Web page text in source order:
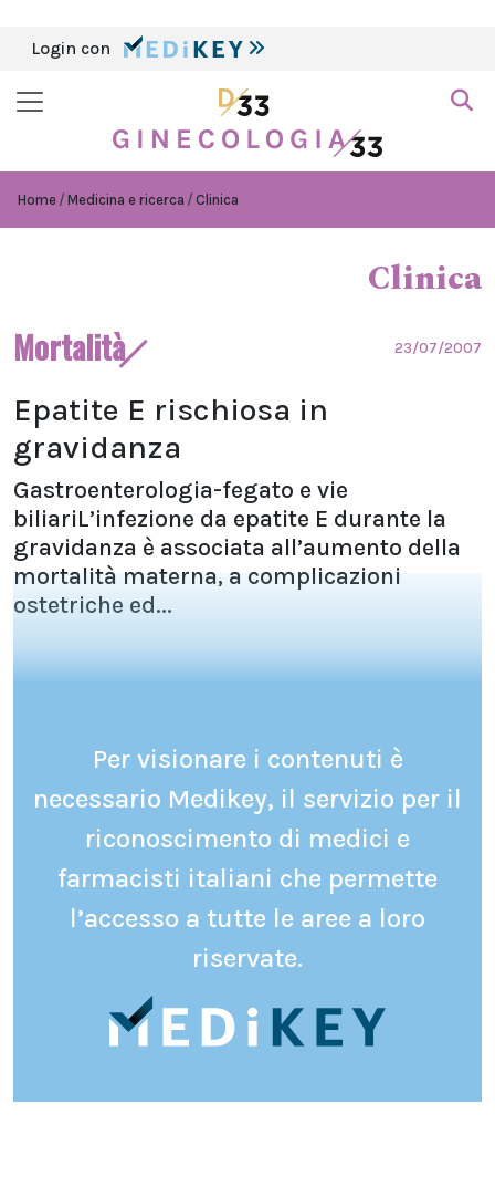
Login con
Home Medicina e ricerca Clinica
Clinica
Mortalità 23/07/2007
Epatite E rischiosa in
gravidanza
Gastroenterologia-fegato e vie
biliariL’infezione da epatite E durante la
gravidanza è associata all’aumento della
mortalità materna, a complicazioni
ostetriche ed...
Per visionare i contenuti è
necessario Medikey, il servizio per il
riconoscimento di medici e
farmacisti italiani che permette
l’accesso a tutte le aree a loro
riservate.